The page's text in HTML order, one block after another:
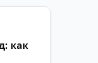
как